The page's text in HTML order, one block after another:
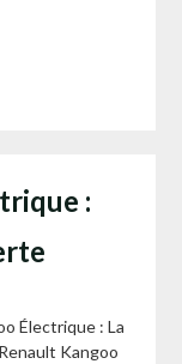
:
Électrique : La
Kangoo